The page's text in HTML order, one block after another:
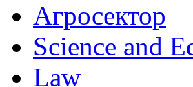
Агросектор
Science and
Law